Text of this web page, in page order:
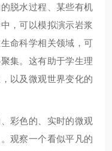
脱水过程、某些有机
，可以模拟演示岩浆
命科学相关领域，可
集。这有助于学生理
以及微观世界变化的
彩色的、实时的微观
观察一个看似平凡的